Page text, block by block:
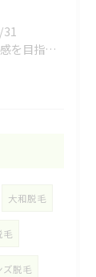
31
さらに清潔感を目指したい男性の皆様へ✨
大和脱毛
毛
ズ脱毛